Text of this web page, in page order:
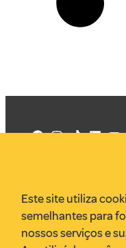
VR Assessoria
Parcerias
Envie uma pauta
Este site utiliza
semelhantes para
nossos serviços e